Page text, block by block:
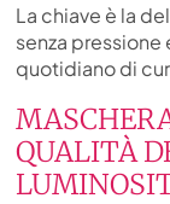
La chiave è la
senza
quotidiano di
QUALITÀ